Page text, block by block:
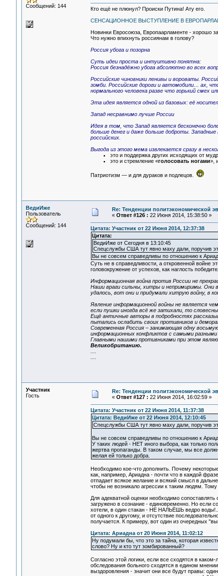
Сообщений: 144
Кто ещё не плюнул? Происки Путина! Ату его.
СЕНСАЦИОННОЕ ВЫСТУПЛЕНИЕ В
Новинки Евросоюза, Европаарламенте - хорошо
Что нужно впихнуть россиянам в голову?
Россия убога и позорна
Суть идеи проста и интуитивно понятна:
Россия безнадёжно убога абсолютно во всех
Российские чиновники ленивы и вороваты.
зомби. Российские дороги и автомобили… ах,
нормального человека разве что горький смех
Эта идея является одной из базовых: её
Запад несравнимо лучше России
Идея в том, что Запад является бесконечно
больше денег и даже больше доброты.
российских.
Выгода из этого мема извлекается сразу в
это и поддержка других исходящих от
это и стремление «голосовать ногами»,
Патриотизм — и для дураков и подлецов.
ВедиИже
Пользователь
Сообщений: 144
Re: Тенденции политэкономической
« Ответ #126 : 22 Июня 2014, 15:38:50 »
Цитата: Участник от 22 Июня 2014, 12:37:38
Цитата:
ВедиИже от Сегодня в 13:10:45
Спецслужбы США тут явно маху дали, поручив
Вы не совсем справедливы по отношению к
Суть не в справедливости, а откровенной войне
головокружение от успехов, как наглость
Информационная война против России не
Наши враги сильны, хитры и непримиримы. Они
удалось, вот они и придумали хитрую войну, в
Явление информационной войны не является
если пушки иногда всё же затихали, то
Ещё античные авторы в подробностях
пытались ослабить своих противников и
Современная Россия – занимающая одну
информационных конфликтов с самыми
Главными нашими противниками при этом
Великобританию.
Участник
Гость
Re: Тенденции политэкономической
« Ответ #127 : 22 Июня 2014, 16:02:59 »
Цитата: Участник от 22 Июня 2014, 11:37:38
Цитата: ВедиИже от 22 Июня 2014, 12:10:45
Спецслужбы США тут явно маху дали, поручив
Вы не совсем справедливы по отношению к
У таких людей - НЕТ иного выбора, как только
жертва пропаганды. В таком случае, мы все
желая ей только добра.
Необходимо кое-что дополнить. Почему
как, например, Ариадна - почти что в каждой
отпадает всякое желание и всякий смысл в
чтобы не возникало агрессии к таким людям.
Для адекватной оценки необходимо
загружено в сознание - единовременно. Но если
хотели, в один стакан - НЕ НАЛЬЁШЬ ведро
от одного к другому, и отсутствие
получается. К примеру, вот один из очередных
Цитата: Ариадна от 20 Июня 2014, 11:02:12
Ну подумали бы, что это за тайна, которая
слово? Ну и кто тут зомбированный?
Согласно этой логики, если все сходятся в
обследования больного сходятся в едином
выздоровления - значит они все будут правы: